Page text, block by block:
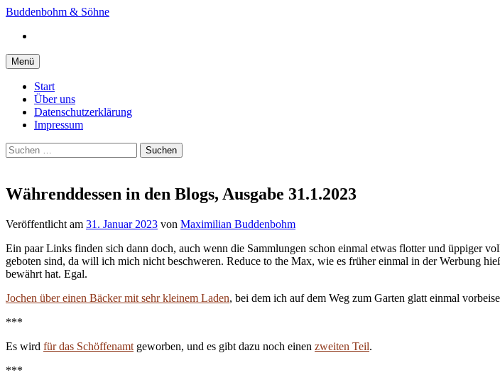
Springe
Inhalt
Buddenbohm & Söhne
Menü
Start
Über uns
Datenschutzerklärung
Impressum
Suchen
nach:
Währenddessen in den Blogs, Ausgabe 31.1.2023
Veröffentlicht am 31. Januar 2023 von Maximilian Buddenbohm
Ein paar Links finden sich dann doch, auch wenn die Sammlungen schon einmal etwas flotter und üppiger
geboten sind, da will ich mich nicht beschweren. Reduce to the Max, wie es früher einmal in der Werbung
bewährt hat. Egal.
Jochen über einen Bäcker mit sehr kleinem Laden, bei dem ich auf dem Weg zum Garten glatt einmal
***
Es wird für das Schöffenamt geworben, und es gibt dazu noch einen zweiten Teil.
***